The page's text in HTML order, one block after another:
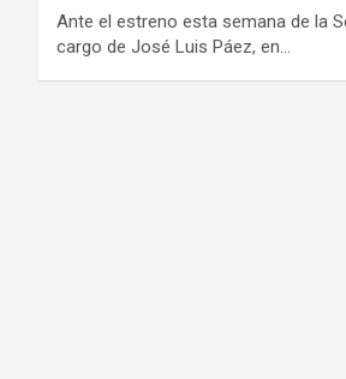
Ante el estreno esta semana de la
cargo de José Luis Páez, en…